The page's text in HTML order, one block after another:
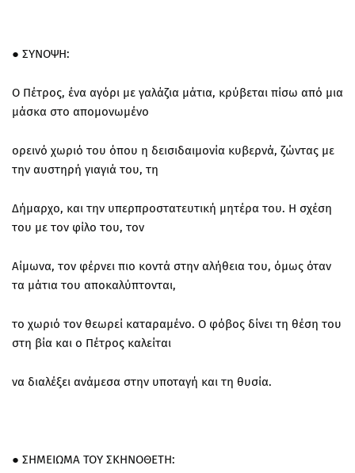
● ΣΥΝΟΨΗ:
Ο Πέτρος, ένα αγόρι με γαλάζια μάτια, κρύβεται πίσω από μια
μάσκα στο απομονωμένο
ορεινό χωριό του όπου η δεισιδαιμονία κυβερνά, ζώντας με
την αυστηρή γιαγιά του, τη
Δήμαρχο, και την υπερπροστατευτική μητέρα του. Η σχέση
του με τον φίλο του, τον
Αίμωνα, τον φέρνει πιο κοντά στην αλήθεια του, όμως όταν
τα μάτια του αποκαλύπτονται,
το χωριό τον θεωρεί καταραμένο. Ο φόβος δίνει τη θέση του
στη βία και ο Πέτρος καλείται
να διαλέξει ανάμεσα στην υποταγή και τη θυσία.
● ΣΗΜΕΙΩΜΑ ΤΟΥ ΣΚΗΝΟΘΕΤΗ: